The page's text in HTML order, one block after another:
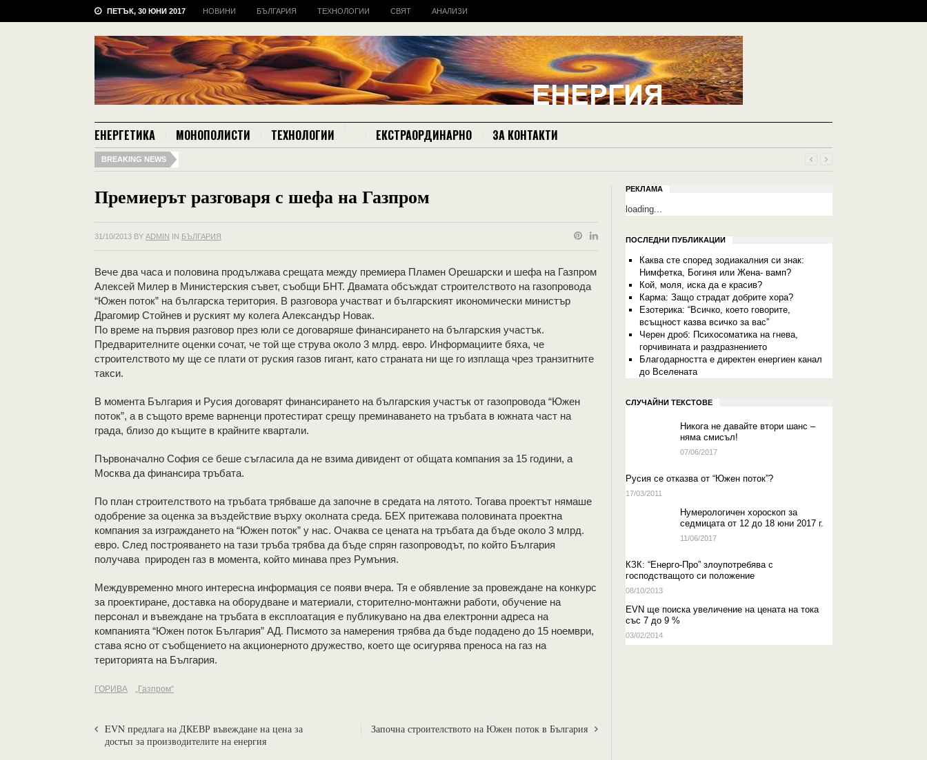
ПЕТЪК, 30 ЮНИ 2017 НОВИНИ БЪЛГАРИЯ ТЕХНОЛОГИИ СВЯТ АНАЛИЗИ
ЕНЕРГЕТИКА МОНОПОЛИСТИ ТЕХНОЛОГИИ ЕКСТРАОРДИНАРНО ЗА КОНТАКТИ
BREAKING NEWS
Премиерът разговаря с шефа на Газпром
31/10/2013 BY ADMIN IN БЪЛГАРИЯ
Вече два часа и половина продължава срещата между премиера Пламен Орешарски и шефа на Газпром
Алексей Милер в Министерския съвет, съобщи БНТ. Двамата обсъждат строителството на газопровода
“Южен поток” на българска територия. В разговора участват и българският икономически министър
Драгомир Стойнев и руският му колега Александър Новак.
По време на първия разговор през юли се договаряше финансирането на българския участък.
Предварителните оценки сочат, че той ще струва около 3 млрд. евро. Информациите бяха, че
строителството му ще се плати от руския газов гигант, като страната ни ще го изплаща чрез транзитните
такси.
В момента България и Русия договарят финансирането на българския участък от газопровода “Южен
поток”, а в същото време варненци протестират срещу преминаването на тръбата в южната част на
града, близо до къщите в крайните квартали.
Първоначално София се беше съгласила да не взима дивидент от общата компания за 15 години, а
Москва да финансира тръбата.
По план строителството на тръбата трябваше да започне в средата на лятото. Тогава проектът нямаше
одобрение за оценка за въздействие върху околната среда. БЕХ притежава половината проектна
компания за изграждането на “Южен поток” у нас. Очаква се цената на тръбата да бъде около 3 млрд.
евро. След построяването на тази тръба трябва да бъде спрян газопроводът, по който България
получава природен газ в момента, който минава през Румъния.
Междувременно много интересна информация се появи вчера. Тя е обявление за провеждане на конкурс
за проектиране, доставка на оборудване и материали, сторително-монтажни работи, обучение на
персонал и въвеждане на тръбата в експлоатация е публикувано на два електронни адреса на
компанията “Южен поток България” АД. Писмото за намерения трябва да бъде подадено до 15 ноември,
става ясно от съобщението на акционерното дружество, което ще осигурява преноса на газ на
територията на България.
ГОРИВА „Газпром“
EVN предлага на ДКЕВР въвеждане на цена за
достъп за производителите на енергия
Започна строителството на Южен поток в България
РЕКЛАМА
loading...
ПОСЛЕДНИ ПУБЛИКАЦИИ
Каква сте според зодиакалния си знак:
Нимфетка, Богиня или Жена- вамп?
Кой, моля, иска да е красив?
Карма: Защо страдат добрите хора?
Eзотерика: “Всичко, което говорите,
всъщност казва всичко за вас”
Черен дроб: Психосоматика на гнева,
горчивината и раздразнението
Благодарността е директен енергиен канал
до Вселената
СЛУЧАЙНИ ТЕКСТОВЕ
Никога не давайте втори шанс –
няма смисъл!
07/06/2017
Русия се отказва от “Южен поток”?
17/03/2011
Нумерологичен хороскоп за
седмицата от 12 до 18 юни 2017 г.
11/06/2017
КЗК: “Енерго-Про” злоупотребява с
господстващото си положение
08/10/2013
EVN ще поиска увеличение на цената на тока
със 7 до 9 %
03/02/2014